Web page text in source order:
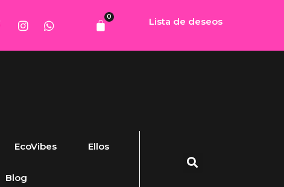
0 Lista de deseos
EcoVibes Ellos
Blog